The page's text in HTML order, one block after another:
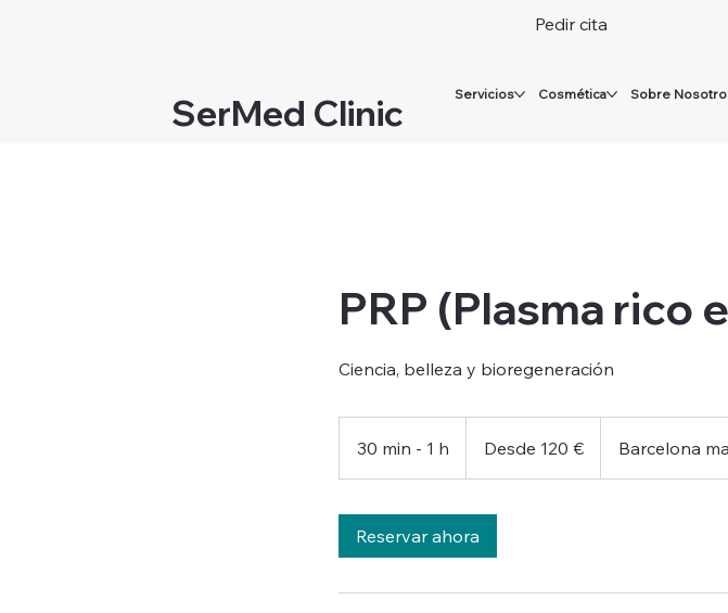
SerMed Clinic Servicios Cosmética Sobre
Pedir cita
PRP (Plasma rico
Ciencia, belleza y bioregeneración
30 min - 1 h
0
eurosDesde 120 € Barcelona
Reservar ahora